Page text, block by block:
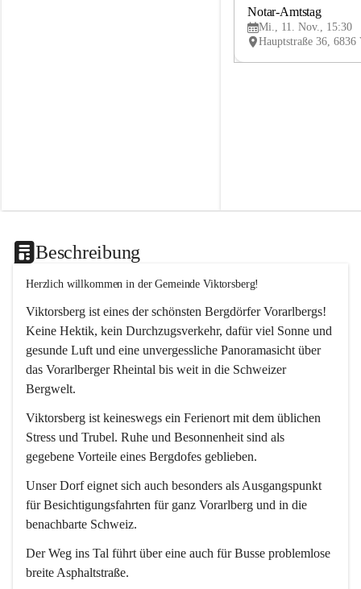
Notar-Amtstag
Mi., 11. Nov., 15:30
Beschreibung
Herzlich willkommen in der Gemeinde Viktorsberg!
Viktorsberg ist eines der schönsten Bergdörfer Vorarlbergs!
Keine Hektik, kein Durchzugsverkehr, dafür viel Sonne und
gesunde Luft und eine unvergessliche Panoramasicht über
das Vorarlberger Rheintal bis weit in die Schweizer
Bergwelt.
Viktorsberg ist keineswegs ein Ferienort mit dem üblichen
Stress und Trubel. Ruhe und Besonnenheit sind als
gegebene Vorteile eines Bergdofes geblieben.
Unser Dorf eignet sich auch besonders als Ausgangspunkt
für Besichtigungsfahrten für ganz Vorarlberg und in die
benachbarte Schweiz.
Der Weg ins Tal führt über eine auch für Busse problemlose
breite Asphaltstraße.